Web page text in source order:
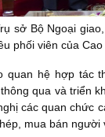
sở Bộ Ngoại
phối viên của
quan hệ hợp tác
qua và triển
các quan chức
mua bán người